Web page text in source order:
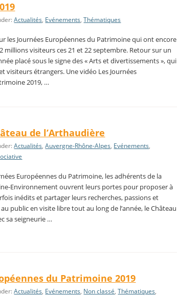
Actualités, Evénements,Thématiques
les Journées Européennes du Patrimoine qui ont encore
millions visiteurs ces 21 et 22 septembre. Retour sur un
placé sous le signe des « Arts et divertissements », qui
visiteurs étrangers. Une vidéo Les Journées
2019, …
de l’Arthaudière
Actualités,Auvergne-Rhône-Alpes, Evénements,
Européennes du Patrimoine, les adhérents de la
Environnement ouvrent leurs portes pour proposer à
inédits et partager leurs recherches, passions et
public en visite libre tout au long de l’année, le Château
sa seigneurie …
du Patrimoine 2019
Actualités, Evénements, Non classé,Thématiques,